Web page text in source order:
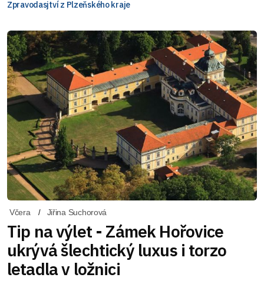
Zpravodasjtví z Plzeňského kraje
Včera Jiřina Suchorová
Tip na výlet - Zámek Hořovice
ukrývá šlechtický luxus i torzo
letadla v ložnici